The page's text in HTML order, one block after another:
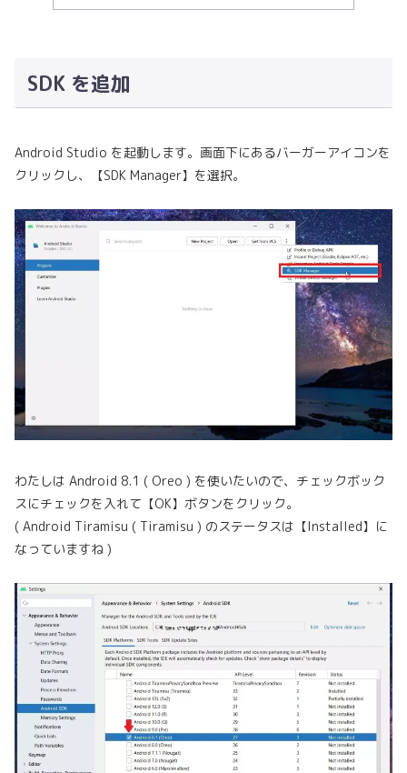
SDK を追加
Android Studio を起動します。画面下にあるバーガーアイコンを
クリックし、【SDK Manager】を選択。
わたしは Android 8.1 ( Oreo ) を使いたいので、チェックボック
スにチェックを入れて【OK】ボタンをクリック。
( Android Tiramisu ( Tiramisu ) のステータスは【Installed】に
なっていますね )